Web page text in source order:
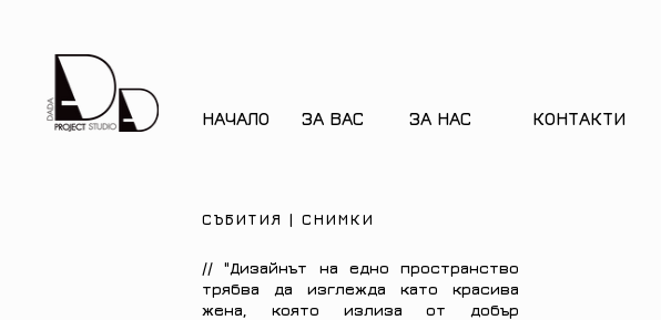
НАЧАЛО ЗА ВАС ЗА НАС КОНТАКТИ
СЪБИТИЯ | СНИМКИ
// "Дизайнът на едно пространство
трябва да изглежда като красива
жена, която излиза от добър